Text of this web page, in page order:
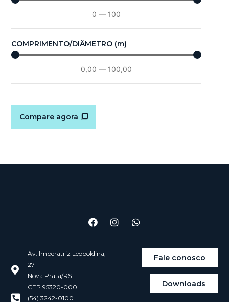
0 — 100
COMPRIMENTO/DIÂMETRO (m)
0,00 — 100,00
Compare agora
Av. Imperatriz Leopoldina,
271
Nova Prata/RS
CEP 95320-000
(54) 3242-0100
Fale conosco
Downloads